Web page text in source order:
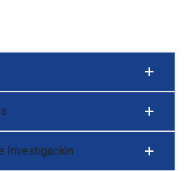
Investigación